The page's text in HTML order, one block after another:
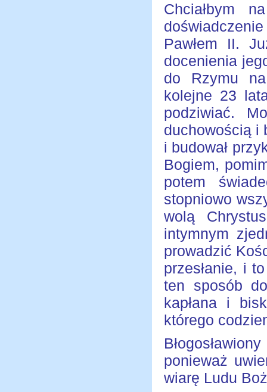
Chciałbym
Pawłem II.
docenienia
do Rzymu
kolejne 23
podziwiać.
duchowością i
i budował
Bogiem,
potem
stopniowo
wolą
intymnym
prowadzić
przesłanie, i
ten sposób
kapłana i
którego
ponieważ
wiarę Ludu